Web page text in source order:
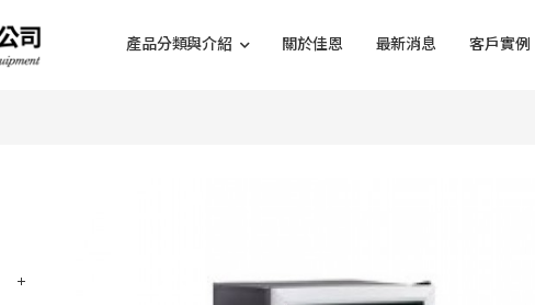
產品分類與介紹 關於佳恩 最新消息 客戶實例